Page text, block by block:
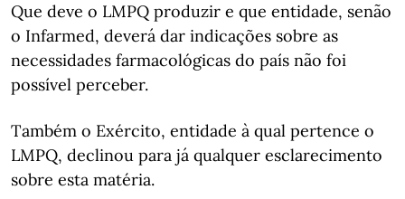
Que deve o LMPQ produzir e que entidade, senão
o Infarmed, deverá dar indicações sobre as
necessidades farmacológicas do país não foi
possível perceber.
Também o Exército, entidade à qual pertence o
LMPQ, declinou para já qualquer esclarecimento
sobre esta matéria.